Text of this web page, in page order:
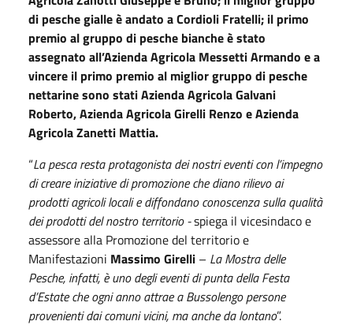
di pesche gialle è andato a Cordioli Fratelli; il primo
premio al gruppo di pesche bianche è stato
assegnato all’Azienda Agricola Messetti Armando e a
vincere il primo premio al miglior gruppo di pesche
nettarine sono stati Azienda Agricola Galvani
Roberto, Azienda Agricola Girelli Renzo e Azienda
Agricola Zanetti Mattia.
“La pesca resta protagonista dei nostri eventi con l’impegno
di creare iniziative di promozione che diano rilievo ai
prodotti agricoli locali e diffondano conoscenza sulla qualità
dei prodotti del nostro territorio -spiega il vicesindaco e
assessore alla Promozione del territorio e
Manifestazioni Massimo Girelli – La Mostra delle
Pesche, infatti, è uno degli eventi di punta della Festa
d’Estate che ogni anno attrae a Bussolengo persone
provenienti dai comuni vicini, ma anche da lontano”.